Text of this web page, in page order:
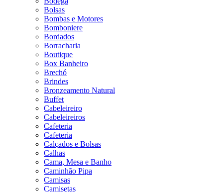
Bolsas
Bombas e Motores
Bomboniere
Bordados
Borracharia
Boutique
Box Banheiro
Brechó
Brindes
Bronzeamento Natural
Buffet
Cabeleireiro
Cabeleireiros
Cafeteria
Cafeteria
Calçados e Bolsas
Calhas
Cama, Mesa e Banho
Caminhão Pipa
Camisas
Camisetas